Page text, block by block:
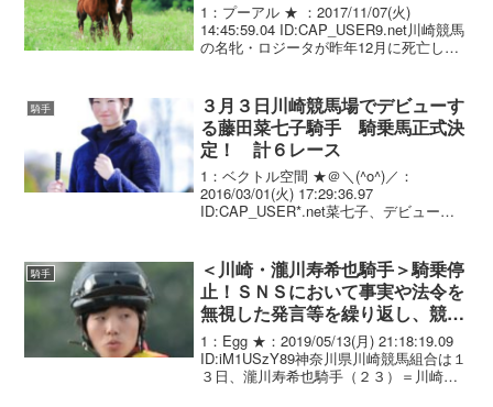
1：プーアル ★ ：2017/11/07(火)
14:45:59.04 ID:CAP_USER9.net川崎競馬
の名牝・ロジータが昨年12月に死亡して
高瀬牧場で繁殖牝馬...
騎手
３月３日川崎競馬場でデビューす
る藤田菜七子騎手 騎乗馬正式決
定！ 計６レース
1：ベクトル空間 ★＠＼(^o^)／：
2016/03/01(火) 17:29:36.97
ID:CAP_USER*.net菜七子、デビューの
ーで、３日の地方・川崎競馬...
騎手
＜川崎・瀧川寿希也騎手＞騎乗停
止！ＳＮＳにおいて事実や法令を
無視した発言等を繰り返し、競馬
の信用を失墜
1：Egg ★：2019/05/13(月) 21:18:19.09
ID:iM1USzY89神奈川県川崎競馬組合は１
３日、瀧川寿希也騎手（２３）＝川崎・